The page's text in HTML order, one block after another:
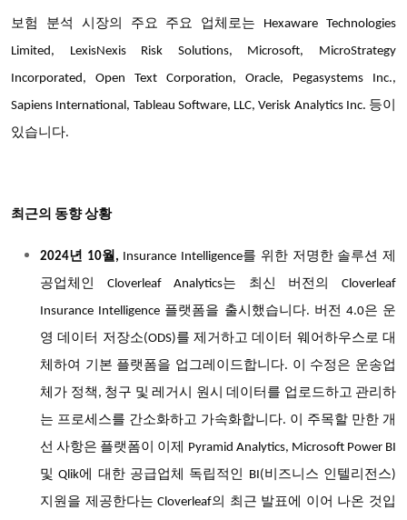
보험 분석 시장의 주요 주요 업체로는 Hexaware Technologies
Limited, LexisNexis Risk Solutions, Microsoft, MicroStrategy
Incorporated, Open Text Corporation, Oracle, Pegasystems Inc.,
Sapiens International, Tableau Software, LLC, Verisk Analytics Inc. 등이
있습니다.
최근의 동향 상황
2024년 10월 , Insurance Intelligence를 위한 저명한 솔루션 제
공업체인
Cloverleaf Analytics는 최신 버전의
Cloverleaf
Insurance Intelligence 플랫폼을 출시했습니다. 버전 4.0은 운
영 데이터 저장소(ODS)를 제거하고 데이터 웨어하우스로 대
체하여 기본 플랫폼을 업그레이드합니다. 이 수정은 운송업
체가 정책 , 청구 및 레거시 원시 데이터를 업로드하고 관리하
는 프로세스를 간소화하고 가속화합니다. 이 주목할 만한 개
선 사항은 플랫폼이 이제 Pyramid Analytics, Microsoft Power BI
및 Qlik에 대한 공급업체 독립적인 BI(비즈니스 인텔리전스)
지원을 제공한다는 Cloverleaf의 최근 발표에 이어 나온 것입